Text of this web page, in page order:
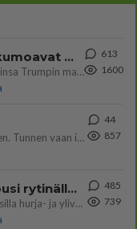
Jos SDP ei voita reilusti, persut kumoavat demokratian Suomesta
Näin tekisi ainakin Rydman seuratessaan idolinsa Trumpin mallia https://www.is.fi/politiikka/art-2000012187244.html
613
1600
Olen säälittävä, mitä tulee sinun kohtaamiseen. Tunnen vaan itseni todella epävarmaksi sun kanssa. Jos minun olisi pitän
44
857
Perussuomalaisten kannatus nousi rytinällä Ylen tänään julkaisemassa tuoreimmassa gallup-kyselyssä.
https://yle.fi/a/74-20239449 Perussuomalaisilla hurja- ja ylivoimaisesti suurin nousu tässä uudessa Ylen gallupissa. Kyl
485
739